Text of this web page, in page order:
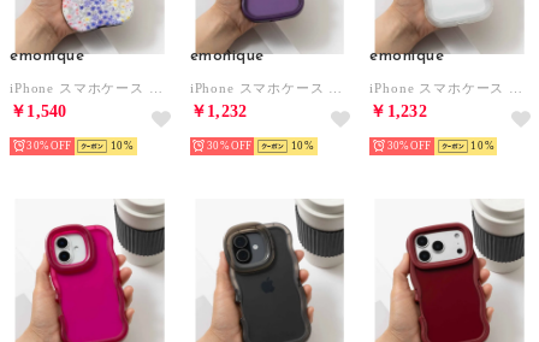
emonique
￥1,540
30% 10
emonique
￥1,232
30% 10
emonique
￥1,232
30% 10